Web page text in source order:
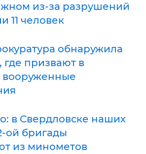
из-за разрушений
11 человек
обнаружила
где призвают в
вооруженные
в Свердловске наших
ой бригады
из минометов